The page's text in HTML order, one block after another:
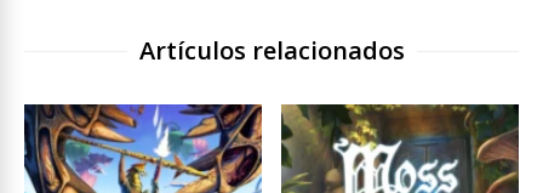
Artículos relacionados